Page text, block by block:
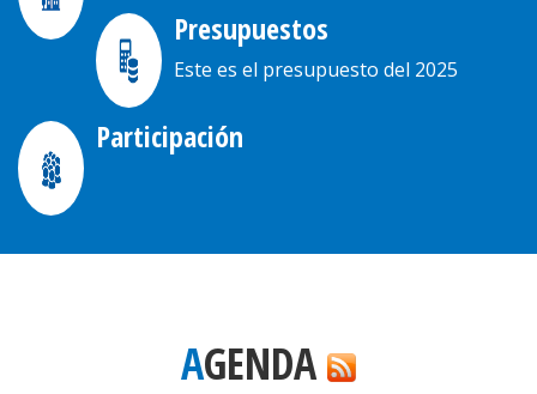
Presupuestos
Este es el presupuesto del 2025
Participación
AGENDA